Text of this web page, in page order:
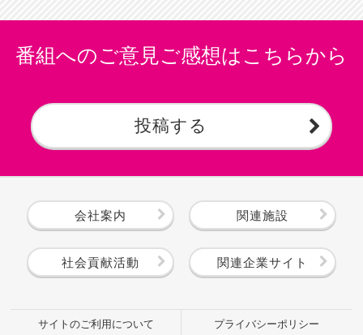
番組へのご意見ご感想はこちらから
投稿する
会社案内 関連施設
社会貢献活動 関連企業サイト
サイトのご利用について プライバシーポリシー